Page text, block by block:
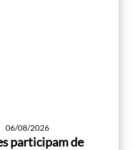
06/08/2026
participam de